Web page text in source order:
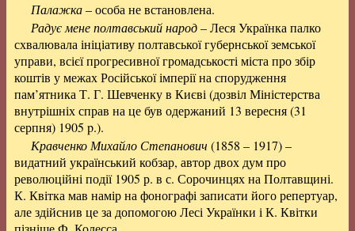
Палажка– особа не встановлена.
Радує мене полтавський народ– Леся Українка палко
схвалювала ініціативу полтавської губернської земської
управи, всієї прогресивної громадськості міста про збір
коштів у межах Російської імперії на спорудження
пам’ятника Т. Г. Шевченку в Києві (дозвіл Міністерства
внутрішніх справ на це був одержаний 13 вересня (31
серпня) 1905 p.).
Кравченко Михайло Степанович (1858 – 1917) –
видатний український кобзар, автор двох дум про
революційні події 1905 р. в с. Сорочинцях на Полтавщині.
К. Квітка мав намір на фонографі записати його репертуар,
але здійснив це за допомогою Лесі Українки і К. Квітки